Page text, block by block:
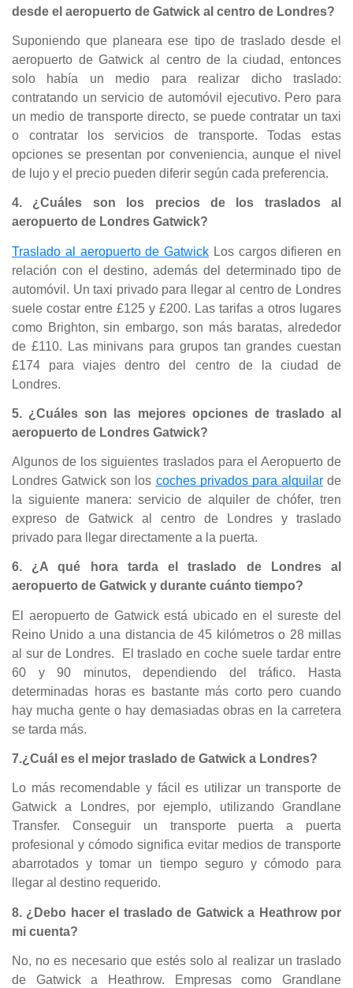
desde el aeropuerto de Gatwick al centro de Londres?
Suponiendo que planeara ese tipo de traslado desde el
aeropuerto de Gatwick al centro de la ciudad, entonces
solo había un medio para realizar dicho traslado:
contratando un servicio de automóvil ejecutivo. Pero para
un medio de transporte directo, se puede contratar un taxi
o contratar los servicios de transporte. Todas estas
opciones se presentan por conveniencia, aunque el nivel
de lujo y el precio pueden diferir según cada preferencia.
4. ¿Cuáles son los precios de los traslados al
aeropuerto de Londres Gatwick?
Traslado al aeropuerto de Gatwick Los cargos difieren en
relación con el destino, además del determinado tipo de
automóvil. Un taxi privado para llegar al centro de Londres
suele costar entre £125 y £200. Las tarifas a otros lugares
como Brighton, sin embargo, son más baratas, alrededor
de £110. Las minivans para grupos tan grandes cuestan
£174 para viajes dentro del centro de la ciudad de
Londres.
5. ¿Cuáles son las mejores opciones de traslado al
aeropuerto de Londres Gatwick?
Algunos de los siguientes traslados para el Aeropuerto de
Londres Gatwick son los coches privados para alquilarde
la siguiente manera: servicio de alquiler de chófer, tren
expreso de Gatwick al centro de Londres y traslado
privado para llegar directamente a la puerta.
6. ¿A qué hora tarda el traslado de Londres al
aeropuerto de Gatwick y durante cuánto tiempo?
El aeropuerto de Gatwick está ubicado en el sureste del
Reino Unido a una distancia de 45 kilómetros o 28 millas
al sur de Londres. El traslado en coche suele tardar entre
60 y 90 minutos, dependiendo del tráfico. Hasta
determinadas horas es bastante más corto pero cuando
hay mucha gente o hay demasiadas obras en la carretera
se tarda más.
7.¿Cuál es el mejor traslado de Gatwick a Londres?
Lo más recomendable y fácil es utilizar un transporte de
Gatwick a Londres, por ejemplo, utilizando Grandlane
Transfer. Conseguir un transporte puerta a puerta
profesional y cómodo significa evitar medios de transporte
abarrotados y tomar un tiempo seguro y cómodo para
llegar al destino requerido.
8. ¿Debo hacer el traslado de Gatwick a Heathrow por
mi cuenta?
No, no es necesario que estés solo al realizar un traslado
de Gatwick a Heathrow. Empresas como Grandlane